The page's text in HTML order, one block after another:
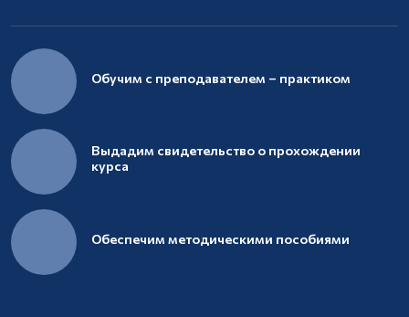
Обучим с преподавателем – практиком
Выдадим свидетельство о прохождении
курса
Обеспечим методическими пособиями